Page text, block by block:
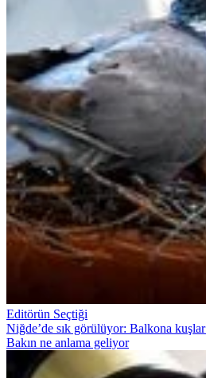
Editörün Seçtiği
Niğde’de sık görülüyor: Balkona
Bakın ne anlama geliyor